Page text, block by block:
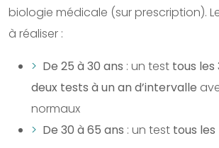
biologie médicale (sur prescription).
à réaliser :
De 25 à 30 ans : un test tous les
deux tests à un an d’intervalle
normaux
De 30 à 65 ans : un test tous les